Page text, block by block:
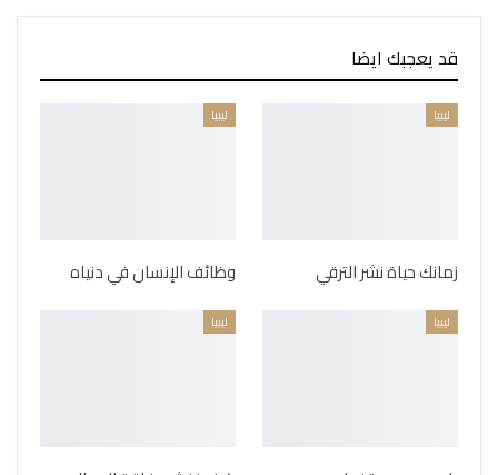
قد يعجبك ايضا
ليبيا
زمانك حياة نشر الترقي
ليبيا
وظائف الإنسان في دنياه
ليبيا ليبيا